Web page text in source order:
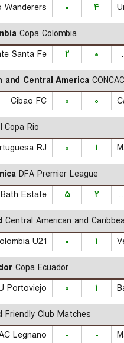
Wanderers
۰ ۴
Copa Colombia
Santa Fe
۲ ۰ Union
and Central America
Cibao FC
۰ ۰
Copa Rio
RJ
۰ ۱
DFA Premier League
Bath Estate
۵ ۲
Central American and
U21
۰ ۱
Copa Ecuador
Portoviejo
۰ ۱
Friendly Club Matches
Legnano
- -